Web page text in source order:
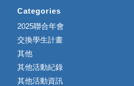
Categories
2025聯合年會
交換學生計畫
其他
其他活動紀錄
其他活動資訊